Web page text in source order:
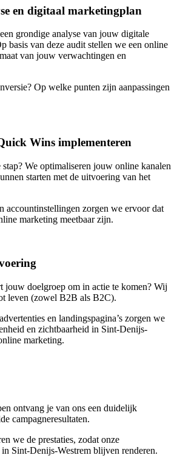
en digitaal marketingplan
grondige analyse van jouw digitale
basis van deze audit stellen we een online
van jouw verwachtingen en
Op welke punten zijn aanpassingen
Wins implementeren
We optimaliseren jouw online kanalen
starten met de uitvoering van het
accountinstellingen zorgen we ervoor dat
marketing meetbaar zijn.
jouw doelgroep om in actie te komen? Wij
leven (zowel B2B als B2C).
en landingspagina’s zorgen we
en zichtbaarheid in Sint-Denijs-
marketing.
ontvang je van ons een duidelijk
campagneresultaten.
we de prestaties, zodat onze
Sint-Denijs-Westrem blijven renderen.